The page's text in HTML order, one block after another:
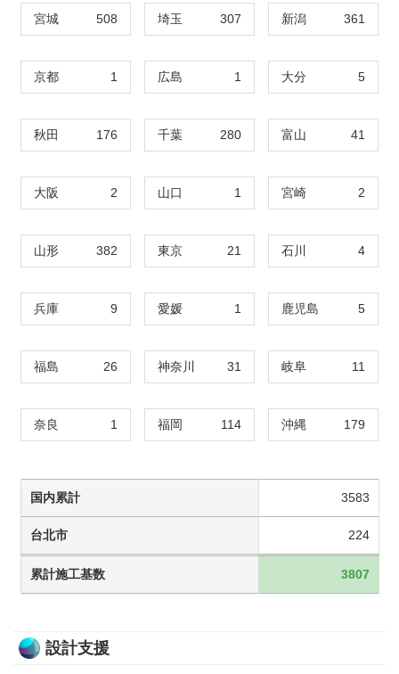
宮城 508 埼玉 307 新潟 361
京都 1 広島 1 大分 5
秋田 176 千葉 280 富山 41
大阪 2 山口 1 宮崎 2
山形 382 東京 21 石川 4
兵庫 9 愛媛 1 鹿児島 5
福島 26 神奈川 31 岐阜 11
奈良 1 福岡 114 沖縄 179
国内累計 3583
台北市 224
累計施工基数 3807
設計支援